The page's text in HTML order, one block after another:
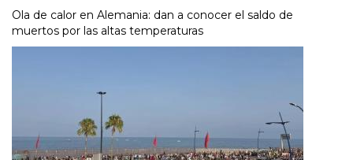
Ola de calor en Alemania: dan a conocer el saldo de
muertos por las altas temperaturas